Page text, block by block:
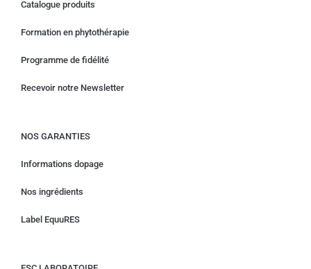
Catalogue produits
Formation en phytothérapie
Programme de fidélité
Recevoir notre Newsletter
NOS GARANTIES
Informations dopage
Nos ingrédients
Label EquuRES